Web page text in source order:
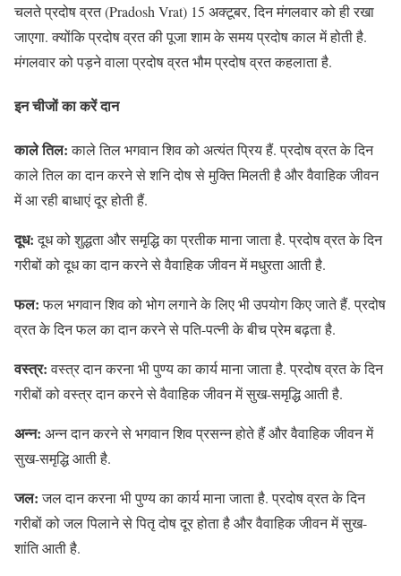
चलते प्रदोष व्रत (Pradosh Vrat) 15 अक्टूबर, दिन मंगलवार को ही रखा
जाएगा. क्योंकि प्रदोष व्रत की पूजा शाम के समय प्रदोष काल में होती है.
मंगलवार को पड़ने वाला प्रदोष व्रत भौम प्रदोष व्रत कहलाता है.
इन चीजों का करें दान
काले तिल:काले तिल भगवान शिव को अत्यंत प्रिय हैं. प्रदोष व्रत के दिन
काले तिल का दान करने से शनि दोष से मुक्ति मिलती है और वैवाहिक जीवन
में आ रही बाधाएं दूर होती हैं.
दूध:दूध को शुद्धता और समृद्धि का प्रतीक माना जाता है. प्रदोष व्रत के दिन
गरीबों को दूध का दान करने से वैवाहिक जीवन में मधुरता आती है.
फल:फल भगवान शिव को भोग लगाने के लिए भी उपयोग किए जाते हैं. प्रदोष
व्रत के दिन फल का दान करने से पति-पत्नी के बीच प्रेम बढ़ता है.
वस्त्र:वस्त्र दान करना भी पुण्य का कार्य माना जाता है. प्रदोष व्रत के दिन
गरीबों को वस्त्र दान करने से वैवाहिक जीवन में सुख-समृद्धि आती है.
अन्न: अन्न दान करने से भगवान शिव प्रसन्न होते हैं और वैवाहिक जीवन में
सुख-समृद्धि आती है.
जल:जल दान करना भी पुण्य का कार्य माना जाता है. प्रदोष व्रत के दिन
गरीबों को जल पिलाने से पितृ दोष दूर होता है और वैवाहिक जीवन में सुख-
शांति आती है.